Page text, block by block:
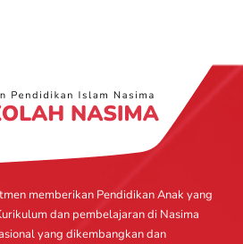
memberikan Pendidikan Anak yang
dan pembelajaran di Nasima
yang dikembangkan dan